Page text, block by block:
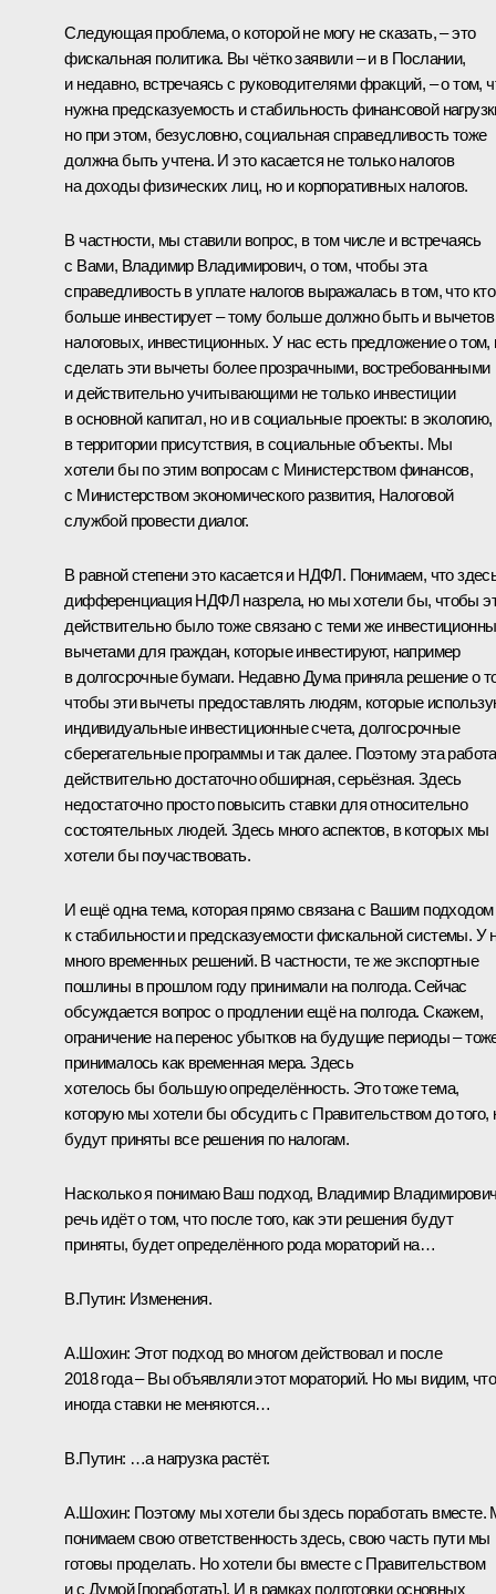
Следующая проблема, о которой не могу не сказать, – это
фискальная политика. Вы чётко заявили – и в Послании,
и недавно, встречаясь с руководителями фракций, – о том,
нужна предсказуемость и стабильность финансовой
но при этом, безусловно, социальная справедливость тоже
должна быть учтена. И это касается не только налогов
на доходы физических лиц, но и корпоративных налогов.
В частности, мы ставили вопрос, в том числе и встречаясь
с Вами, Владимир Владимирович, о том, чтобы эта
справедливость в уплате налогов выражалась в том, что кто
больше инвестирует – тому больше должно быть и вычетов
налоговых, инвестиционных. У нас есть предложение о том,
сделать эти вычеты более прозрачными, востребованными
и действительно учитывающими не только инвестиции
в основной капитал, но и в социальные проекты: в экологию,
в территории присутствия, в социальные объекты. Мы
хотели бы по этим вопросам с Министерством финансов,
с Министерством экономического развития, Налоговой
службой провести диалог.
В равной степени это касается и НДФЛ. Понимаем, что
дифференциация НДФЛ назрела, но мы хотели бы, чтобы
действительно было тоже связано с теми же
вычетами для граждан, которые инвестируют, например
в долгосрочные бумаги. Недавно Дума приняла решение о
чтобы эти вычеты предоставлять людям, которые
индивидуальные инвестиционные счета, долгосрочные
сберегательные программы и так далее. Поэтому эта работа
действительно достаточно обширная, серьёзная. Здесь
недостаточно просто повысить ставки для относительно
состоятельных людей. Здесь много аспектов, в которых мы
хотели бы поучаствовать.
И ещё одна тема, которая прямо связана с Вашим подходом
к стабильности и предсказуемости фискальной системы. У
много временных решений. В частности, те же экспортные
пошлины в прошлом году принимали на полгода. Сейчас
обсуждается вопрос о продлении ещё на полгода. Скажем,
ограничение на перенос убытков на будущие периоды –
принималось как временная мера. Здесь
хотелось бы большую определённость. Это тоже тема,
которую мы хотели бы обсудить с Правительством до того,
будут приняты все решения по налогам.
Насколько я понимаю Ваш подход, Владимир
речь идёт о том, что после того, как эти решения будут
приняты, будет определённого рода мораторий на…
В.Путин: Изменения.
А.Шохин: Этот подход во многом действовал и после
2018 года – Вы объявляли этот мораторий. Но мы видим, что
иногда ставки не меняются…
В.Путин: …а нагрузка растёт.
А.Шохин: Поэтому мы хотели бы здесь поработать
понимаем свою ответственность здесь, свою часть пути мы
готовы проделать. Но хотели бы вместе с Правительством
и с Думой [поработать]. И в рамках подготовки основных